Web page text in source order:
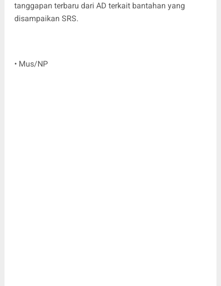
tanggapan terbaru dari AD terkait bantahan yang
disampaikan SRS.
• Mus/NP